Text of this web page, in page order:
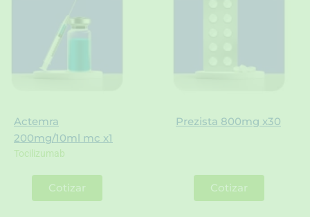
Actemra
200mg/10ml mc x1
Tocilizumab
Cotizar
Prezista 800mg x30
Cotizar